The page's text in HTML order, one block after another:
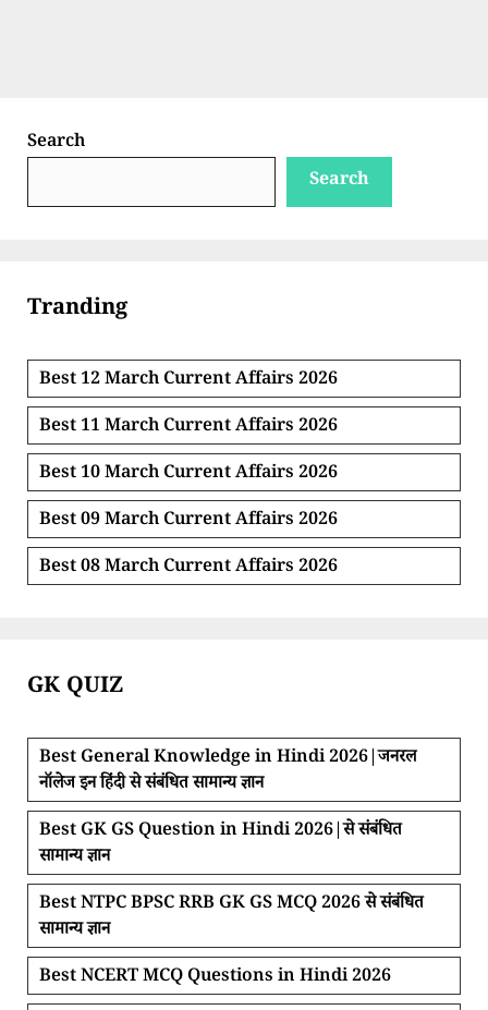
Search
Search
Tranding
Best 12 March Current Affairs 2026
Best 11 March Current Affairs 2026
Best 10 March Current Affairs 2026
Best 09 March Current Affairs 2026
Best 08 March Current Affairs 2026
GK QUIZ
Best General Knowledge in Hindi 2026|जनरल
नॉलेज इन हिंदी से संबंधित सामान्य ज्ञान
Best GK GS Question in Hindi 2026|से संबंधित
सामान्य ज्ञान
Best NTPC BPSC RRB GK GS MCQ 2026 से संबंधित
सामान्य ज्ञान
Best NCERT MCQ Questions in Hindi 2026